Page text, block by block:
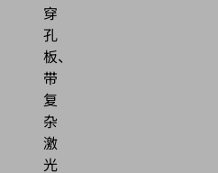
穿
孔
板、
带
复
杂
激
光